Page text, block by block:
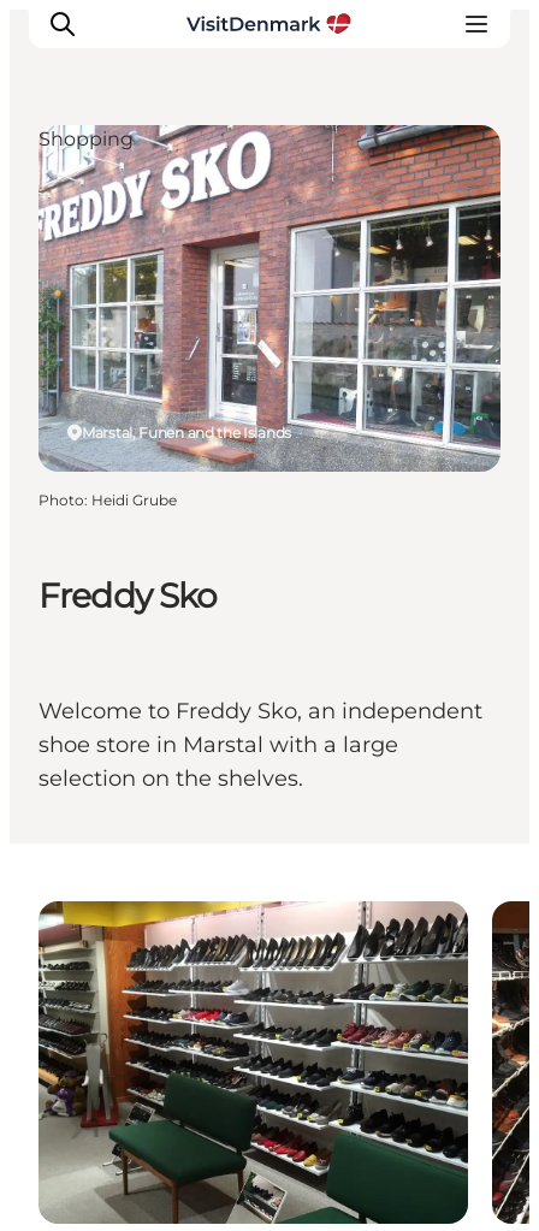
Inspirations
Destinations
Quoi faire
Hébergements
Planifiez votre voyage
Freddy Sko
Welcome to Freddy Sko, an independent
shoe store in Marstal with a large
selection on the shelves.
Marstal, Funen and the Islands
Shopping
Photo: Heidi Grube